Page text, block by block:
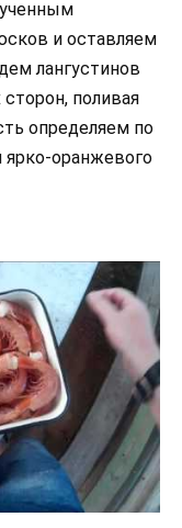
и оставляем
лангустинов
поливая
определяем по
ярко-оранжевого